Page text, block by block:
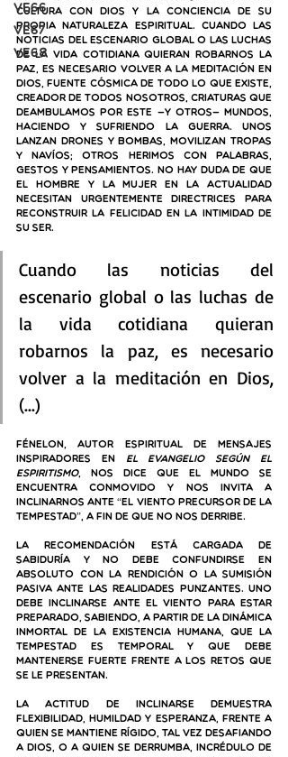
ve66
VE67
VE68
cultura con Dios y la conciencia de su
propia naturaleza espiritual. Cuando las
noticias del escenario global o las luchas
de la vida cotidiana quieran robarnos la
paz, es necesario volver a la meditación en
Dios, fuente cósmica de todo lo que existe,
creador de todos nosotros, criaturas que
deambulamos por este —y otros— mundos,
haciendo y sufriendo la guerra. Unos
lanzan drones y bombas, movilizan tropas
y navíos; otros herimos con palabras,
gestos y pensamientos. No hay duda de que
el hombre y la mujer en la actualidad
necesitan urgentemente directrices para
reconstruir la felicidad en la intimidad de
su ser.
Cuando las noticias del
escenario global o las luchas de
la vida cotidiana quieran
robarnos la paz, es necesario
volver a la meditación en Dios,
(...)
Fénelon, autor espiritual de mensajes
inspiradores en
El Evangelio según el
Espiritismo, nos dice que el mundo se
encuentra conmovido y nos invita a
inclinarnos ante “el viento precursor de la
tempestad”, a fin de que no nos derribe.
La recomendación está cargada de
sabiduría y no debe confundirse en
absoluto con la rendición o la sumisión
pasiva ante las realidades punzantes. Uno
debe inclinarse ante el viento para estar
preparado, sabiendo, a partir de la dinámica
inmortal de la existencia humana, que la
tempestad es temporal y que debe
mantenerse fuerte frente a los retos que
se le presentan.
La actitud de inclinarse demuestra
flexibilidad, humildad y esperanza, frente a
quien se mantiene rígido, tal vez desafiando
a Dios, o a quien se derrumba, incrédulo de